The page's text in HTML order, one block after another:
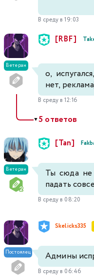
В среду в 19:03
Ветеран
[RBF]
о,
нет,
В среду в 12:16
▼5 ответов
Ветеран
[Tan]
Ты сюда
падать
В среду в 08:20
Постоялец
Skelicks335
Админы
В среду в 06:46